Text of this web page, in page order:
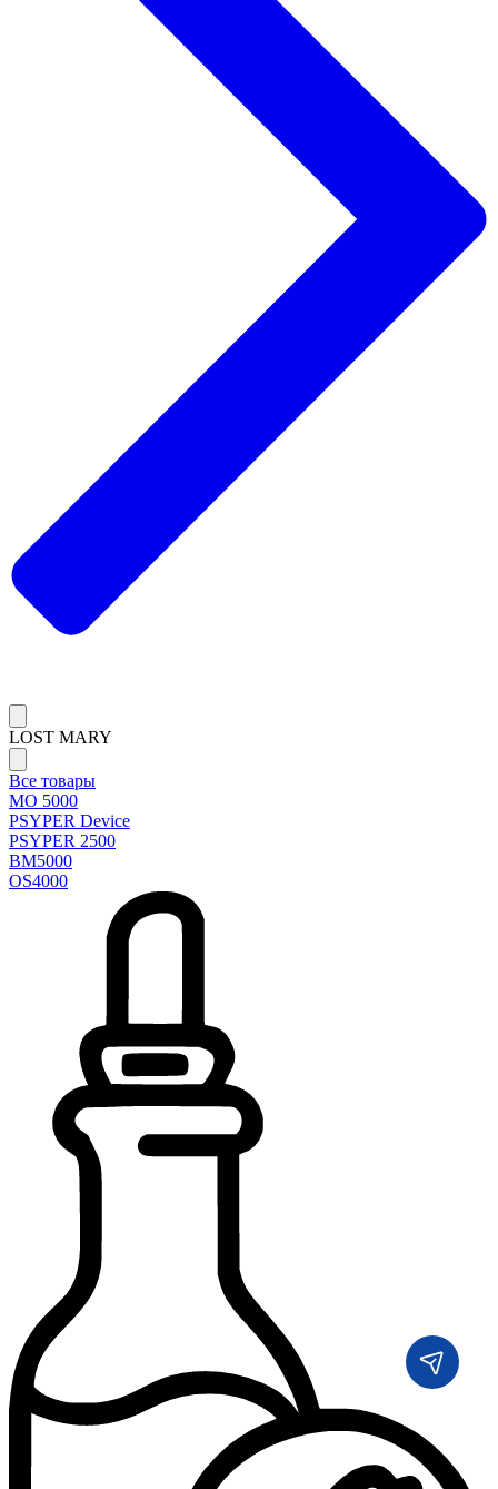
LOST MARY
Все товары
MO 5000
PSYPER Device
PSYPER 2500
BM5000
OS4000